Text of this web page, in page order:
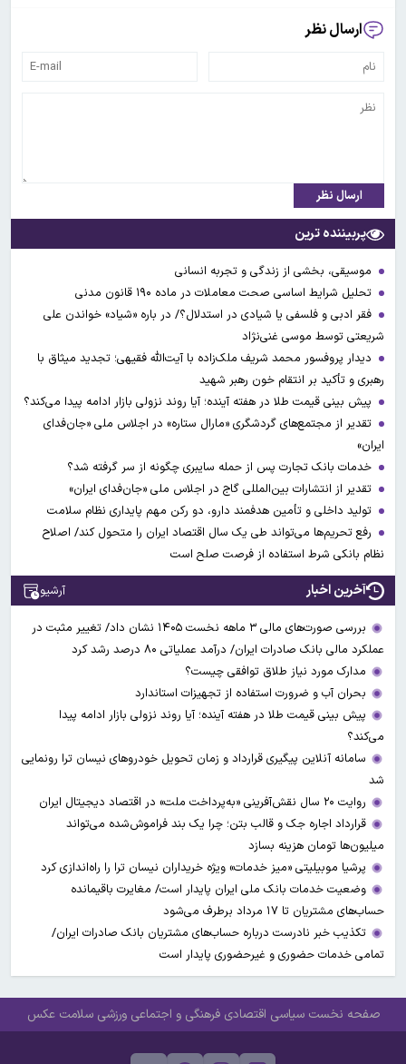
ارسال نظر
ارسال نظر
پربیننده ترین
موسیقی، بخشی از زندگی و تجربه انسانی
تحلیل شرایط اساسی صحت معاملات در ماده ۱۹۰ قانون مدنی
فقر ادبی و فلسفی یا شیادی در استدلال؟/ در باره «شیاد» خواندن علی
شریعتی توسط موسی غنی‌نژاد
دیدار پروفسور محمد شریف ملک‌زاده با آیت‌الله فقیهی؛ تجدید میثاق با
رهبری و تأکید بر انتقام خون رهبر شهید
پیش بینی قیمت طلا در هفته آینده؛ آیا روند نزولی بازار ادامه پیدا می‌کند؟
تقدیر از مجتمع‌های گردشگری «مارال ستاره» در اجلاس ملی «جان‌فدای
ایران»
خدمات بانک تجارت پس از حمله سایبری چگونه از سر گرفته شد؟
تقدیر از انتشارات بین‌المللی گاج در اجلاس ملی «جان‌فدای ایران»
تولید داخلی و تأمین هدفمند دارو، دو رکن مهم پایداری نظام سلامت
رفع تحریم‌ها می‌تواند طی یک سال اقتصاد ایران را متحول کند/ اصلاح
نظام بانکی شرط استفاده از فرصت صلح است
آخرین اخبار آرشیو
بررسی صورت‌های مالی ۳ ماهه نخست ۱۴۰۵ نشان داد/ تغییر مثبت در
عملکرد مالی بانک صادرات ایران/ درآمد عملیاتی ۸۰ درصد رشد کرد
مدارک مورد نیاز طلاق توافقی چیست؟
بحران آب و ضرورت استفاده از تجهیزات استاندارد
پیش بینی قیمت طلا در هفته آینده؛ آیا روند نزولی بازار ادامه پیدا
می‌کند؟
سامانه آنلاین پیگیری قرارداد‌ و زمان تحویل خودرو‌های نیسان ترا رونمایی
شد
روایت ۲۰ سال نقش‌آفرینی «به‌پرداخت ملت» در اقتصاد دیجیتال ایران
قرارداد اجاره جک و قالب بتن؛ چرا یک بند فراموش‌شده می‌تواند
میلیون‌ها تومان هزینه بسازد
پرشیا موبیلیتی «میز خدمات» ویژه خریداران نیسان ترا را راه‌اندازی کرد
وضعیت خدمات بانک ملی ایران پایدار است/ مغایرت‌ باقیمانده
حساب‌های مشتریان تا ۱۷ مرداد برطرف می‌شود
تکذیب خبر نادرست درباره حساب‌های مشتریان بانک صادرات ایران/
تمامی خدمات حضوری و غیرحضوری پایدار است
صفحه نخست سیاسی اقتصادی فرهنگی و اجتماعی ورزشی سلامت عکس